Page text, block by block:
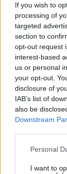
If you wish to
processing of
targeted
section to
opt-out request
interest-based
us or personal
your opt-out.
disclosure of
IAB’s list of
also be
Downstream
Please note
not limited to
Personal
I want to
Wir fuhren früh mit
Taschkent ab und
in das weite, offene
Unser Reiseführer
Stadt” bedeutet –
Monumente als
Bräuche
UNESCO-
der die Gebäude
Stadt leben
tägliche Leben
fortgesetzt, und
auch eine